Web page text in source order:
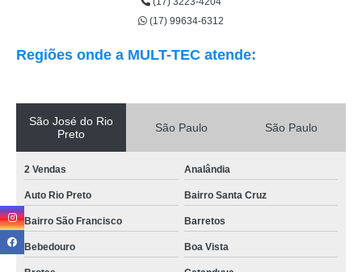
(17) 99634-6312
Regiões onde a MULT-TEC atende:
São José do Rio
Preto
São Paulo São Paulo
2 Vendas Analândia
Auto Rio Preto Bairro Santa Cruz
Bairro São Francisco Barretos
Bebedouro Boa Vista